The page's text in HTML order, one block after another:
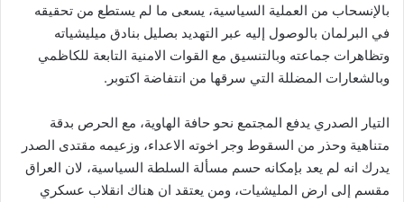
بالإنسحاب من العملية السياسية، يسعى ما لم يستطع من تحقيقه
في البرلمان بالوصول إليه عبر التهديد بصليل بنادق ميليشياته
وتظاهرات جماعته وبالتنسيق مع القوات الامنية التابعة للكاظمي
وبالشعارات المضللة التي سرقها من انتفاضة اكتوبر.
التيار الصدري يدفع المجتمع نحو حافة الهاوية، مع الحرص بدقة
متناهية وحذر من السقوط وجر اخوته الاعداء، وزعيمه مقتدى الصدر
يدرك انه لم يعد بإمكانه حسم مسألة السلطة السياسية، لان العراق
مقسم إلى ارض المليشيات، ومن يعتقد ان هناك انقلاب عسكري